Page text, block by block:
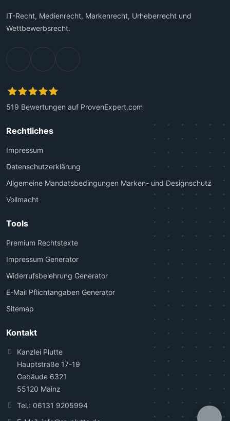
IT-Recht, Medienrecht, Markenrecht, Urheberrecht und
Wettbewerbsrecht.
519 Bewertungen auf ProvenExpert.com
Rechtliches
Impressum
Datenschutzerklärung
Allgemeine Mandatsbedingungen Marken- und Designschutz
Vollmacht
Tools
Premium Rechtstexte
Impressum Generator
Widerrufsbelehrung Generator
E-Mail Pflichtangaben Generator
Sitemap
Kontakt
Kanzlei Plutte
Hauptstraße 17-19
Gebäude 6321
55120 Mainz
Tel.: 06131 9205994